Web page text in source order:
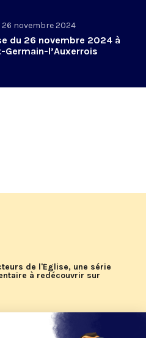
26 novembre 2024
du 26 novembre 2024 à
Germain-l’Auxerrois
de l'Église, une série
à redécouvrir sur
d'été 2026 de KTO